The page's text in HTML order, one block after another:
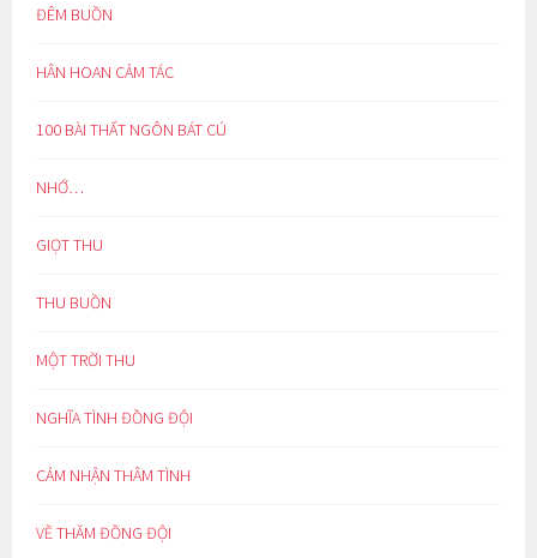
ĐÊM BUỒN
HÂN HOAN CẢM TÁC
100 BÀI THẤT NGÔN BÁT CÚ
NHỚ…
GIỌT THU
THU BUỒN
MỘT TRỜI THU
NGHĨA TÌNH ĐỒNG ĐỘI
CẢM NHẬN THÂM TÌNH
VỀ THĂM ĐỒNG ĐỘI